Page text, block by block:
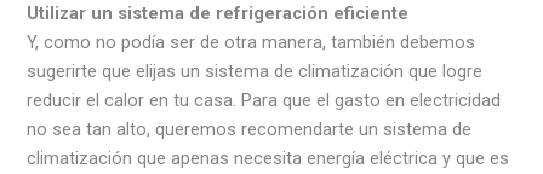
Utilizar un sistema de refrigeración eficiente
Y, como no podía ser de otra manera, también debemos
sugerirte que elijas un sistema de climatización que logre
reducir el calor en tu casa. Para que el gasto en electricidad
no sea tan alto, queremos recomendarte un sistema de
climatización que apenas necesita energía eléctrica y que es